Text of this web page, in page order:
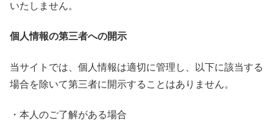
いたしません。
個人情報の第三者への開示
当サイトでは、個人情報は適切に管理し、以下に該当する
場合を除いて第三者に開示することはありません。
・本人のご了解がある場合